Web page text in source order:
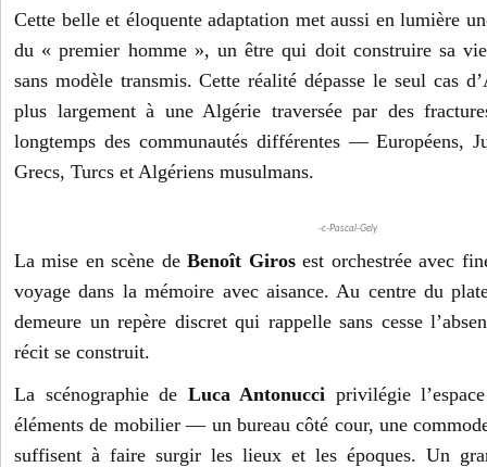
Cette belle et éloquente adaptation met aussi en lumière
du « premier homme », un être qui doit construire sa
sans modèle transmis. Cette réalité dépasse le seul cas
plus largement à une Algérie traversée par des
longtemps des communautés différentes — Européens,
Grecs, Turcs et Algériens musulmans.
-c-Pascal-Gely
La mise en scène deBenoît Girosest orchestrée avec
voyage dans la mémoire avec aisance. Au centre du
demeure un repère discret qui rappelle sans cesse
récit se construit.
La scénographie de Luca Antonucci privilégie
éléments de mobilier — un bureau côté cour, une
suffisent à faire surgir les lieux et les époques. Un